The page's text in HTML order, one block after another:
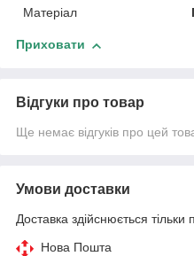
Матеріал
Приховати
Відгуки про товар
Ще немає відгуків про цей
Умови доставки
Доставка здійснюється тільки
Нова Пошта